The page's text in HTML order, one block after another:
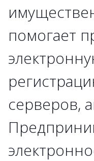
помогает
серверов,